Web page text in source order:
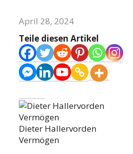
April 28, 2024
Teile diesen Artikel
Dieter Hallervorden
Vermögen